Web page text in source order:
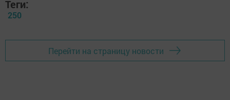
Теги:
250
Перейти на страницу новости